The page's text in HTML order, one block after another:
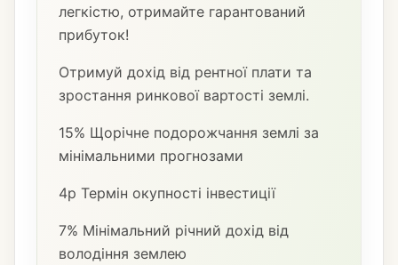
легкістю, отримайте гарантований
прибуток!
Отримуй дохід від рентної плати та
зростання ринкової вартості землі.
15% Щорічне подорожчання землі за
мінімальними прогнозами
4р Термін окупності інвестиції
7% Мінімальний річний дохід від
володіння землею